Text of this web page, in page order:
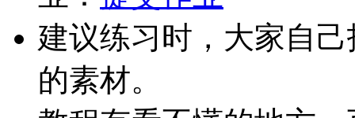
建议练习时，大家自
的素材。